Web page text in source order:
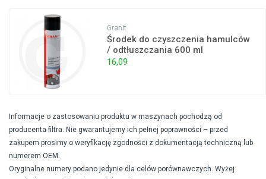
Granit
Środek do czyszczenia hamulców
/ odtłuszczania 600 ml
16,09
Informacje o zastosowaniu produktu w maszynach pochodzą od
producenta filtra. Nie gwarantujemy ich pełnej poprawności – przed
zakupem prosimy o weryfikację zgodności z dokumentacją techniczną lub
numerem OEM.
Oryginalne numery podano jedynie dla celów porównawczych. Wyżej